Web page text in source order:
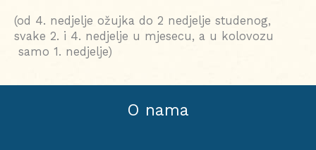
(od 4. nedjelje ožujka do 2 nedjelje studenog,
svake 2. i 4. nedjelje u mjesecu, a u kolovozu
samo 1. nedjelje)
O nama